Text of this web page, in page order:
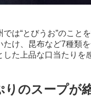
は“とびうお”のことを
け、昆布など7種類
た上品な口当たりを
のスープが